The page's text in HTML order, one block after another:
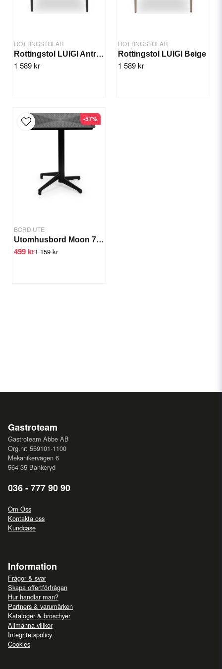
ROTTINGSTOLAR
Rottingstol LUIGI Antracit
1 589 kr
ROTTINGSTOLAR
Rottingstol LUIGI Beige
1 589 kr
BORD UTE
Utomhusbord Moon 70x70 cm
1 159 kr
499 kr
-57%
Lätt att rengöra
Sittdjup: 63 cm
Stomme: Aluminum
Gastroteam
Gastroteam Abbe AB
Org.nr: 559101-1100
Mekanikervägen 6
564 35 Bankeryd
036 - 777 90 90
Om Oss
Kontakta oss
Kundcase
Information
Frågor & svar
Skapa offertförfrågan
Hur handlar man?
Partners & varumärken
Kataloger & broschyer
Allmänna villkor
Integritetspolicy
Cookies